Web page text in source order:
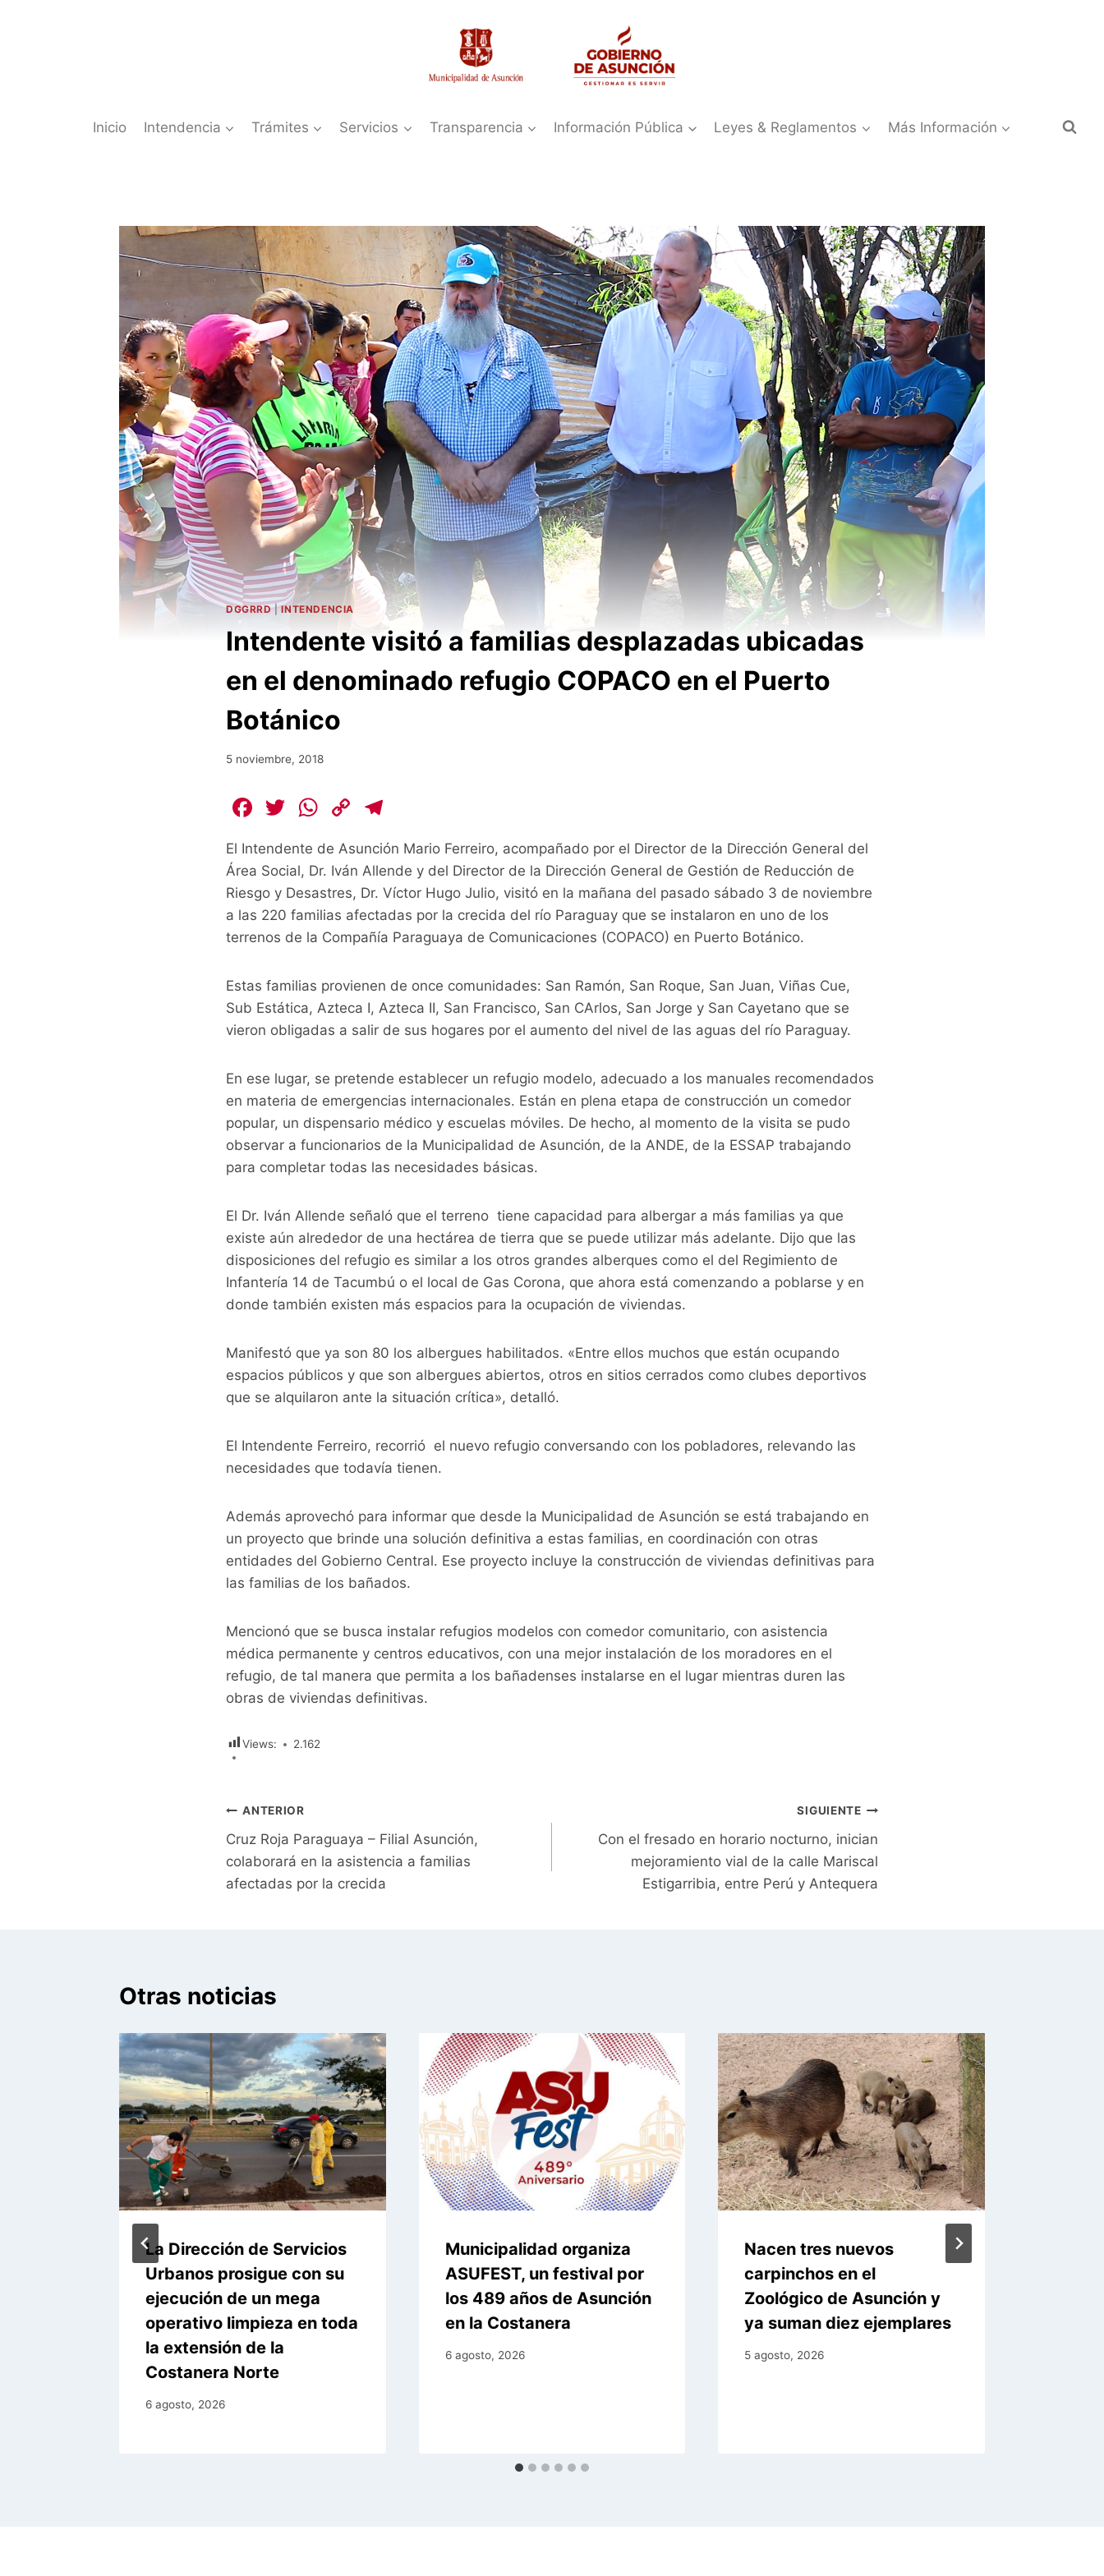
Inicio Intendencia Trámites Servicios Transparencia Información Pública Leyes & Reglamentos Más Información
DGGRRD|INTENDENCIA
Intendente visitó a familias desplazadas ubicadas
en el denominado refugio COPACO en el Puerto
Botánico
5 noviembre, 2018
F
c
e
b
o
k
T
itt
er
W
at
s
A
p
C
p
y
Li
n
el
e
gr
a
m
El Intendente de Asunción Mario Ferreiro, acompañado por el Director de la Dirección General del
Área Social, Dr. Iván Allende y del Director de la Dirección General de Gestión de Reducción de
Riesgo y Desastres, Dr. Víctor Hugo Julio, visitó en la mañana del pasado sábado 3 de noviembre
a las 220 familias afectadas por la crecida del río Paraguay que se instalaron en uno de los
terrenos de la Compañía Paraguaya de Comunicaciones (COPACO) en Puerto Botánico.
Estas familias provienen de once comunidades: San Ramón, San Roque, San Juan, Viñas Cue,
Sub Estática, Azteca I, Azteca II, San Francisco, San CArlos, San Jorge y San Cayetano que se
vieron obligadas a salir de sus hogares por el aumento del nivel de las aguas del río Paraguay.
En ese lugar, se pretende establecer un refugio modelo, adecuado a los manuales recomendados
en materia de emergencias internacionales. Están en plena etapa de construcción un comedor
popular, un dispensario médico y escuelas móviles. De hecho, al momento de la visita se pudo
observar a funcionarios de la Municipalidad de Asunción, de la ANDE, de la ESSAP trabajando
para completar todas las necesidades básicas.
El Dr. Iván Allende señaló que el terreno tiene capacidad para albergar a más familias ya que
existe aún alrededor de una hectárea de tierra que se puede utilizar más adelante. Dijo que las
disposiciones del refugio es similar a los otros grandes alberques como el del Regimiento de
Infantería 14 de Tacumbú o el local de Gas Corona, que ahora está comenzando a poblarse y en
donde también existen más espacios para la ocupación de viviendas.
Manifestó que ya son 80 los albergues habilitados. «Entre ellos muchos que están ocupando
espacios públicos y que son albergues abiertos, otros en sitios cerrados como clubes deportivos
que se alquilaron ante la situación crítica», detalló.
El Intendente Ferreiro, recorrió el nuevo refugio conversando con los pobladores, relevando las
necesidades que todavía tienen.
Además aprovechó para informar que desde la Municipalidad de Asunción se está trabajando en
un proyecto que brinde una solución definitiva a estas familias, en coordinación con otras
entidades del Gobierno Central. Ese proyecto incluye la construcción de viviendas definitivas para
las familias de los bañados.
Mencionó que se busca instalar refugios modelos con comedor comunitario, con asistencia
médica permanente y centros educativos, con una mejor instalación de los moradores en el
refugio, de tal manera que permita a los bañadenses instalarse en el lugar mientras duren las
obras de viviendas definitivas.
Views: 2.162
Navegación
de
entradas
ANTERIOR
Cruz Roja Paraguaya – Filial Asunción,
colaborará en la asistencia a familias
afectadas por la crecida
SIGUIENTE
Con el fresado en horario nocturno, inician
mejoramiento vial de la calle Mariscal
Estigarribia, entre Perú y Antequera
Otras noticias
La Dirección de Servicios
Urbanos prosigue con su
ejecución de un mega
operativo limpieza en toda
la extensión de la
Costanera Norte
6 agosto, 2026
Municipalidad organiza
ASUFEST, un festival por
los 489 años de Asunción
en la Costanera
6 agosto, 2026
Nacen tres nuevos
carpinchos en el
Zoológico de Asunción y
ya suman diez ejemplares
5 agosto, 2026